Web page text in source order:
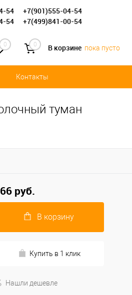
54
+7(901)555-04-54
54
+7(499)841-00-54
0 0 В корзине пока пусто
Контакты
туман
руб.
В корзину
Купить в 1 клик
Нашли дешевле